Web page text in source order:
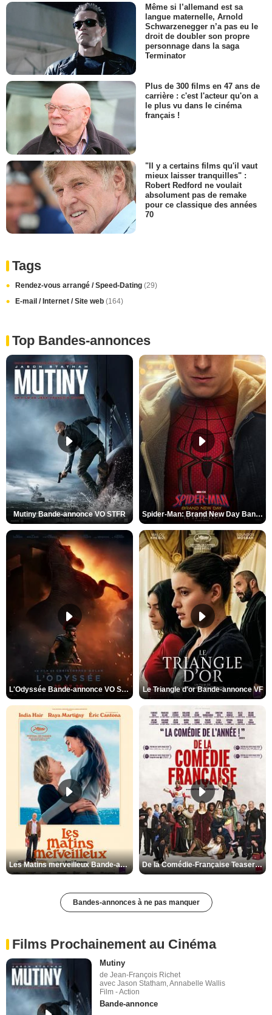
Même si l’allemand est sa
langue maternelle, Arnold
Schwarzenegger n’a pas eu le
droit de doubler son propre
personnage dans la saga
Terminator
Plus de 300 films en 47 ans de
carrière : c'est l'acteur qu'on a
le plus vu dans le cinéma
français !
"Il y a certains films qu'il vaut
mieux laisser tranquilles" :
Robert Redford ne voulait
absolument pas de remake
pour ce classique des années
70
Tags
Rendez-vous arrangé / Speed-Dating (29)
E-mail / Internet / Site web (164)
Top Bandes-annonces
Mutiny Bande-annonce VO STFR Spider-Man: Brand New Day Bande-annonce VO STFR
L'Odyssée Bande-annonce VO STFR Le Triangle d'or Bande-annonce VF
Les Matins merveilleux Bande-annonce VF De la Comédie-Française Teaser VF
Bandes-annonces à ne pas manquer
Films Prochainement au Cinéma
Mutiny
de Jean-François Richet
avec Jason Statham, Annabelle Wallis
Film - Action
Bande-annonce